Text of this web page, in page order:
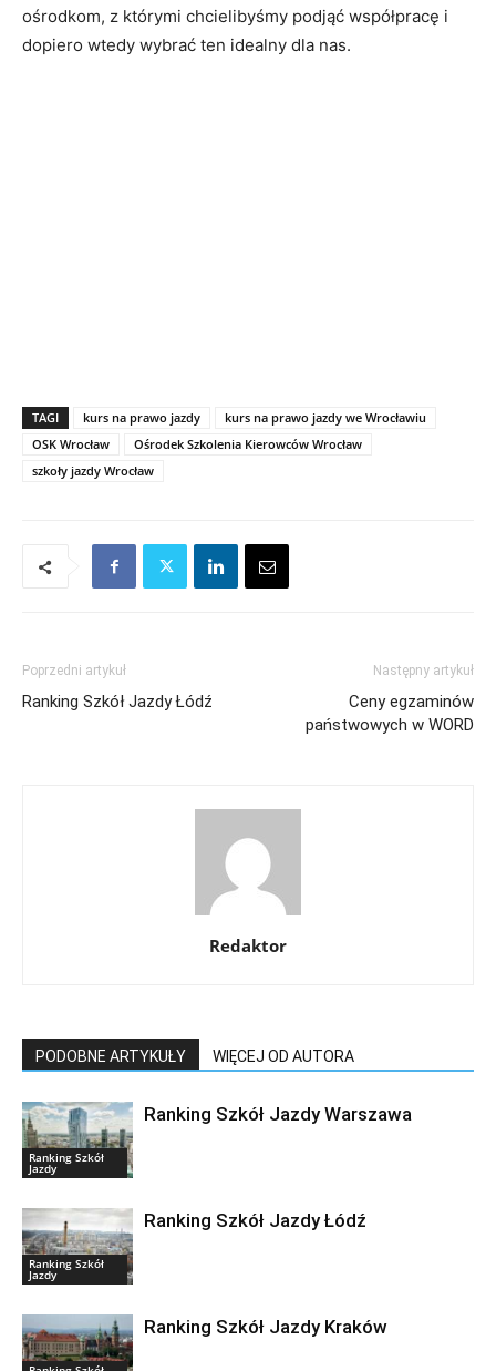
ośrodkom, z którymi chcielibyśmy podjąć współpracę i
dopiero wtedy wybrać ten idealny dla nas.
TAGI kurs na prawo jazdy
kurs na prawo jazdy we Wrocławiu
OSK Wrocław
Ośrodek Szkolenia Kierowców Wrocław
szkoły jazdy Wrocław
Poprzedni artykuł
Ranking Szkół Jazdy Łódź
Następny artykuł
Ceny egzaminów
państwowych w WORD
Redaktor
PODOBNE ARTYKUŁY WIĘCEJ OD AUTORA
Ranking Szkół
Jazdy
Ranking Szkół Jazdy Warszawa
Ranking Szkół
Jazdy
Ranking Szkół Jazdy Łódź
Ranking Szkół Jazdy Kraków